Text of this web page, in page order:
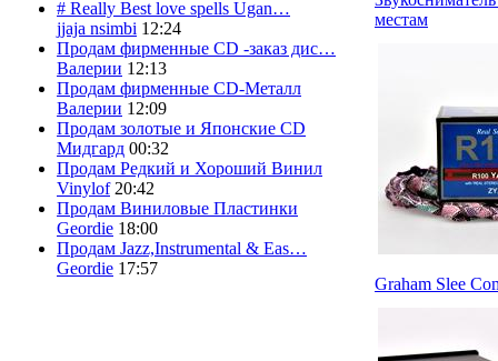
# Really Best love spells Ugan…
jjaja nsimbi 12:24
Продам фирменные CD -заказ дис…
Валерии 12:13
Продам фирменные CD-Металл
Валерии 12:09
Продам золотые и Японские CD
Мидгард 00:32
Продам Редкий и Хороший Винил
Vinylof 20:42
Продам Виниловые Пластинки
Geordie 18:00
Продам Jazz,Instrumental & Eas…
Geordie 17:57
местам
Graham Slee